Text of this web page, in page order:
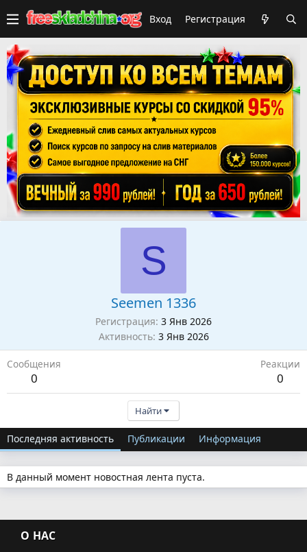
Вход Регистрация
S
Seemen 1336
Регистрация 3 Янв 2026
Активность 3 Янв 2026
Сообщения
0
Реакции
0
Найти
Последняя активность Публикации Информация
В данный момент новостная лента пуста.
О НАС